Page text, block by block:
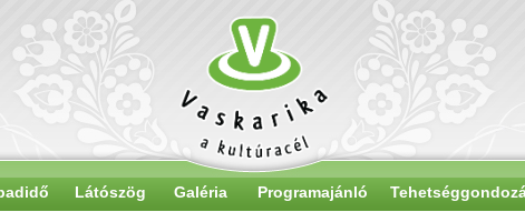
Látószög Galéria Programajánló